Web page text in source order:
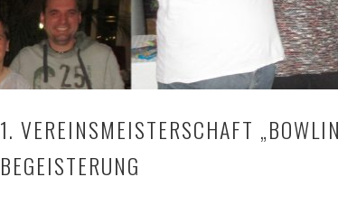
1. VEREINSMEISTERSCHAFT
BEGEISTERUNG